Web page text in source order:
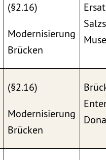
(§2.16)
Modernisierung
Brücken
(§2.16)
Modernisierung
Brücken